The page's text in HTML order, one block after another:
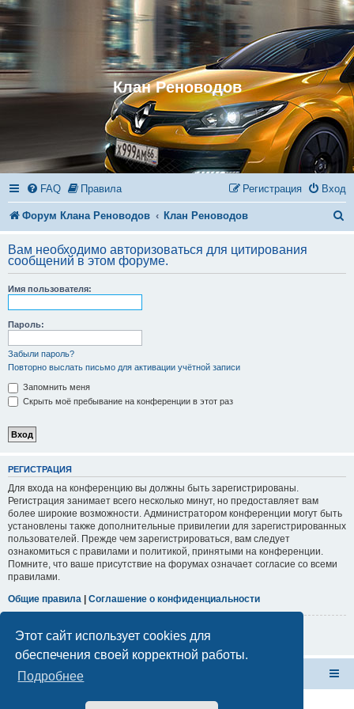
Этот сайт использует cookies для
обеспечения своей корректной работы.
Подробнее
Клан Реноводов
FAQ Правила Вход
Регистрация
Форум Клана Реноводов Клан Реноводов
Вам необходимо авторизоваться для цитирования
сообщений в этом форуме.
Имя пользователя:
Пароль:
Забыли пароль?
Повторно выслать письмо для активации учётной записи
Запомнить меня
Скрыть моё пребывание на конференции в этот раз
РЕГИСТРАЦИЯ
Для входа на конференцию вы должны быть зарегистрированы.
Регистрация занимает всего несколько минут, но предоставляет вам
более широкие возможности. Администратором конференции могут быть
установлены также дополнительные привилегии для зарегистрированных
пользователей. Прежде чем зарегистрироваться, вам следует
ознакомиться с правилами и политикой, принятыми на конференции.
Помните, что ваше присутствие на форумах означает согласие со всеми
правилами.
Общие правила | Соглашение о конфиденциальности
Регистрация
Форум Клана Реноводов